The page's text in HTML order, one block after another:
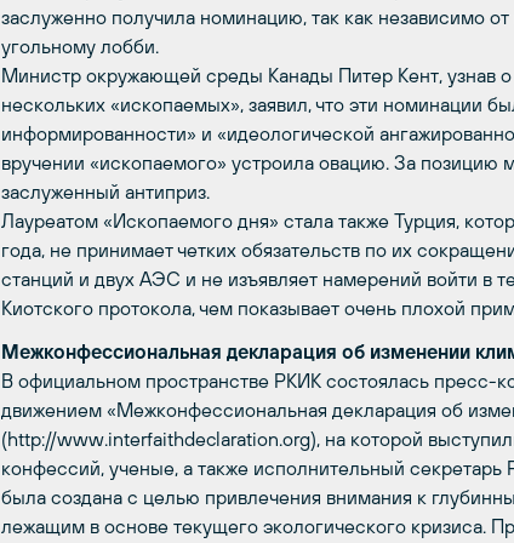
заслуженно получила номинацию, так как независимо
угольному лобби.
Министр окружающей среды Канады Питер Кент, узнав
нескольких «ископаемых», заявил, что эти номинации
информированности» и «идеологической
вручении «ископаемого» устроила овацию. За позицию
заслуженный антиприз.
Лауреатом «Ископаемого дня» стала также Турция,
года, не принимает четких обязательств по их
станций и двух АЭС и не изъявляет намерений войти в
Киотского протокола, чем показывает очень плохой
Межконфессиональная декларация об изменении
В официальном пространстве РКИК состоялась пресс-
движением «Межконфессиональная декларация об
(http://www.interfaithdeclaration.org), на которой
конфессий, ученые, а также исполнительный
была создана с целью привлечения внимания к
лежащим в основе текущего экологического кризиса.